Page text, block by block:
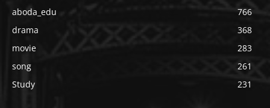
aboda_edu
766
drama
368
movie
283
song
261
Study
231